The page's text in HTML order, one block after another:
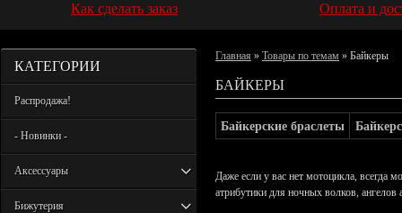
Как сделать заказ Оплата и
КАТЕГОРИИ
Распродажа!
- Новинки -
Аксессуары
Бижутерия
Главная » Товары по темам » Байкеры
БАЙКЕРЫ
Байкерские браслеты
Даже если у вас нет мотоцикла, всегда
атрибутики для ночных волков,